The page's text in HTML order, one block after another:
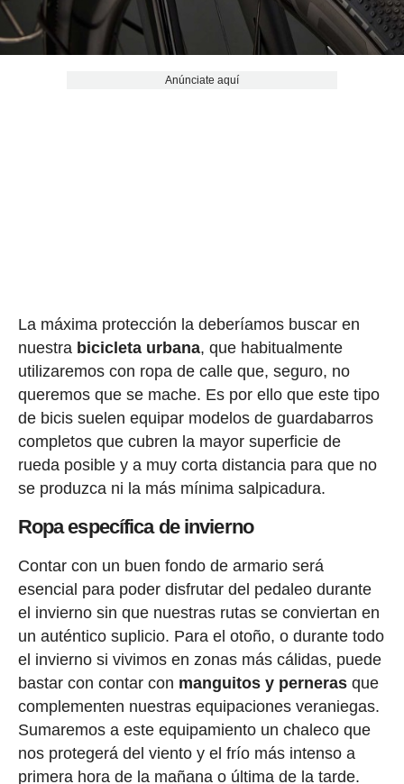
Anúnciate aquí
La máxima protección la deberíamos buscar en
nuestra bicicleta urbana, que habitualmente
utilizaremos con ropa de calle que, seguro, no
queremos que se mache. Es por ello que este tipo
de bicis suelen equipar modelos de guardabarros
completos que cubren la mayor superficie de
rueda posible y a muy corta distancia para que no
se produzca ni la más mínima salpicadura.
Ropa específica de invierno
Contar con un buen fondo de armario será
esencial para poder disfrutar del pedaleo durante
el invierno sin que nuestras rutas se conviertan en
un auténtico suplicio. Para el otoño, o durante todo
el invierno si vivimos en zonas más cálidas, puede
bastar con contar con manguitos y pernerasque
complementen nuestras equipaciones veraniegas.
Sumaremos a este equipamiento un chaleco que
nos protegerá del viento y el frío más intenso a
primera hora de la mañana o última de la tarde.